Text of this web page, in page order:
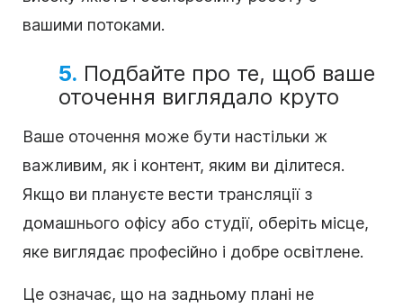
вашими потоками.
5. Подбайте про те, щоб ваше
оточення виглядало круто
Ваше оточення може бути настільки ж
важливим, як і контент, яким ви ділитеся.
Якщо ви плануєте вести трансляції з
домашнього офісу або студії, оберіть місце,
яке виглядає професійно і добре освітлене.
Це означає, що на задньому плані не